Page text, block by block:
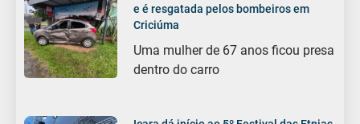
e é resgatada pelos bombeiros em
Criciúma
Uma mulher de 67 anos ficou presa
dentro do carro